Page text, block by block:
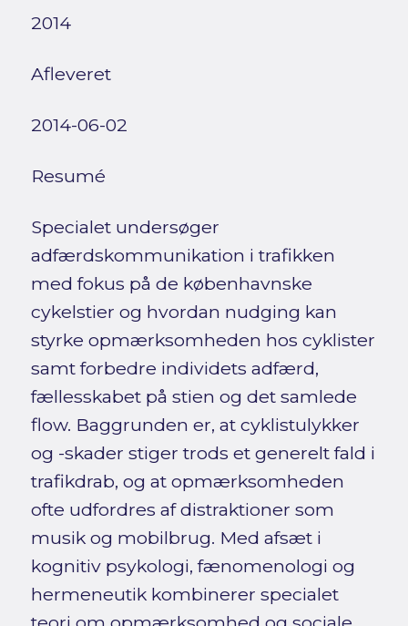
2014
Afleveret
2014-06-02
Resumé
Specialet undersøger
adfærdskommunikation i trafikken
med fokus på de københavnske
cykelstier og hvordan nudging kan
styrke opmærksomheden hos cyklister
samt forbedre individets adfærd,
fællesskabet på stien og det samlede
flow. Baggrunden er, at cyklistulykker
og -skader stiger trods et generelt fald i
trafikdrab, og at opmærksomheden
ofte udfordres af distraktioner som
musik og mobilbrug. Med afsæt i
kognitiv psykologi, fænomenologi og
hermeneutik kombinerer specialet